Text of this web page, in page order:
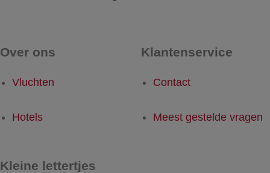
Over ons
Vluchten
Hotels
Klantenservice
Contact
Meest gestelde vragen
Kleine lettertjes